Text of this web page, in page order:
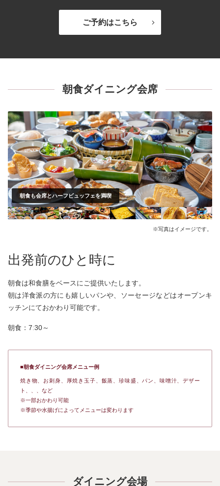
ご予約はこちら
朝食ダイニング会席
朝食も会席とハーフビュッフェを満喫
※写真はイメージです。
出発前のひと時に
朝食は和食膳をベースにご提供いたします。
朝は洋食派の方にも嬉しいパンや、ソーセージなどはオープンキ
ッチンにておかわり可能です。
朝食：7ː30～
■朝食ダイニング会席メニュー例
焼き物、お刺身、厚焼き玉子、飯蒸、珍味盛、パン、味噌汁、デザー
ト、、、など
※一部おかわり可能
※季節や水揚げによってメニューは変わります
ダイニング会場